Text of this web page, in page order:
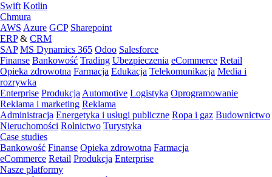
Swift Kotlin
Chmura
AWS Azure GCP Sharepoint
ERP& CRM
SAP MS Dynamics 365 Odoo Salesforce
Finanse Bankowość Trading Ubezpieczenia eCommerce Retail
Opieka zdrowotna Farmacja Edukacja Telekomunikacja Media i
rozrywka
Enterprise Produkcja Automotive Logistyka Oprogramowanie
Reklama i marketing Reklama
Administracja Energetyka i usługi publiczne Ropa i gaz Budownictwo
Nieruchomości Rolnictwo Turystyka
Case studies
Bankowość Finanse Opieka zdrowotna Farmacja
eCommerce Retail Produkcja Enterprise
Nasze platformy